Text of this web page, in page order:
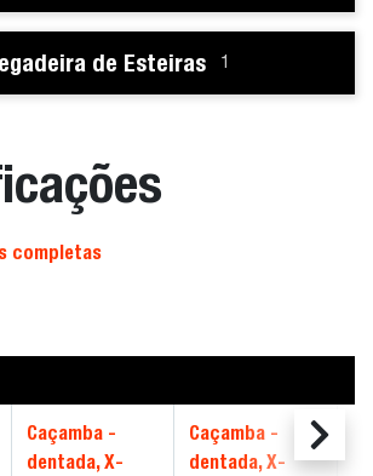
de Esteiras 1
completas
Caçamba -
dentada, X-
Caçamba -
dentada, X-